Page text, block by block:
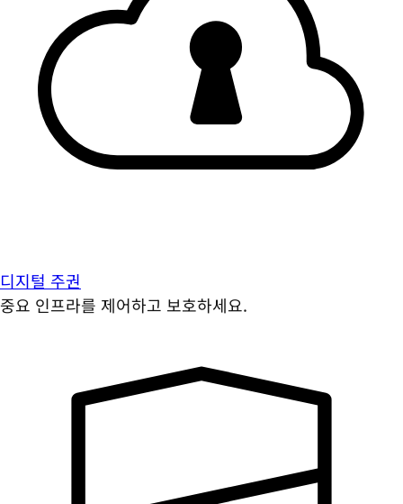
디지털 주권
중요 인프라를 제어하고 보호하세요.